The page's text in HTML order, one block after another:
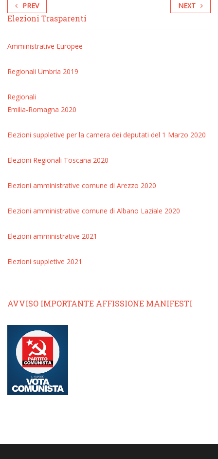
PREV NEXT
Elezioni Trasparenti
Amministrative Europee
Regionali Umbria 2019
Regionali
Emilia-Romagna 2020
Elezioni suppletive per la camera dei deputati del 1 Marzo 2020
Elezioni Regionali Toscana 2020
Elezioni amministrative comune di Arezzo 2020
Elezioni amministrative comune di Albano Laziale 2020
Elezioni amministrative 2021
Elezioni suppletive 2021
AVVISO IMPORTANTE AFFISSIONE MANIFESTI